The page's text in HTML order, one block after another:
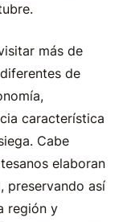
más de
de
característica
Cabe
elaboran
preservando así
región y